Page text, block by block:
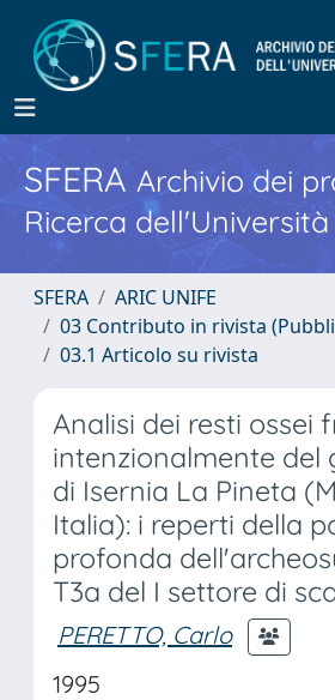
SFERA Archivio dei
Ricerca
SFERA
ARIC UNIFE
03 Contributo in rivista
03.1 Articolo su rivista
Analisi dei resti ossei
intenzionalmente del
di Isernia La Pineta
Italia): i reperti della
profonda
T3a del I settore di
PERETTO, Carlo
1995